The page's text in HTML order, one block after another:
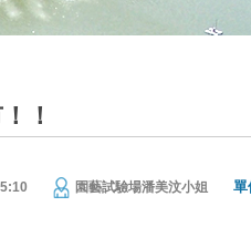
！
園藝試驗場潘美汶小姐 單